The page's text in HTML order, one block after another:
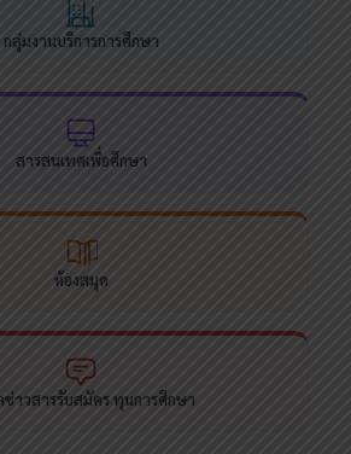
กลุ่มงานบริการการศึกษา
สารสนเทศเพื่อศึกษา
ห้องสมุด
าวสารรับสมัคร ทุนการศึกษา